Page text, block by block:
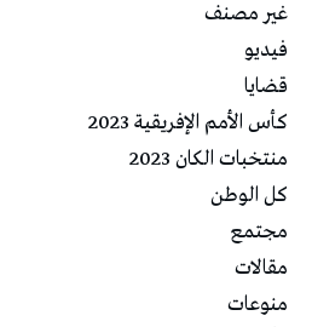
غير مصنف
فيديو
قضايا
كأس الأمم الإفريقية 2023
منتخبات الكان 2023
كل الوطن
مجتمع
مقالات
منوعات